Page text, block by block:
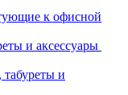
к офисной
и аксессуары
и